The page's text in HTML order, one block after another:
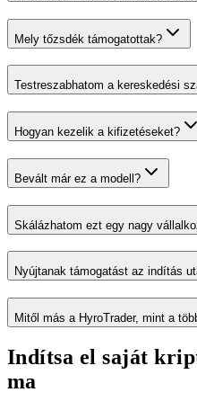
Mely tőzsdék támogatottak?
Testreszabhatom a kereskedési
Hogyan kezelik a kifizetéseket?
Bevált már ez a modell?
Skálázhatom ezt egy nagy
Nyújtanak támogatást az indítás
Mitől más a HyroTrader, mint a
Indítsa el saját
ma